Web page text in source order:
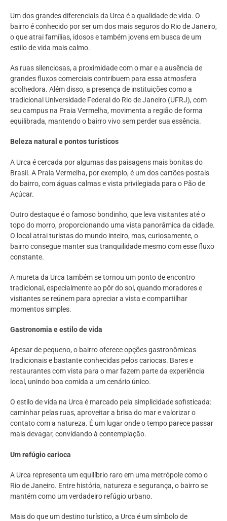
Um dos grandes diferenciais da Urca é a qualidade de vida. O
bairro é conhecido por ser um dos mais seguros do Rio de Janeiro,
o que atrai famílias, idosos e também jovens em busca de um
estilo de vida mais calmo.
As ruas silenciosas, a proximidade com o mar e a ausência de
grandes fluxos comerciais contribuem para essa atmosfera
acolhedora. Além disso, a presença de instituições como a
tradicional Universidade Federal do Rio de Janeiro (UFRJ), com
seu campus na Praia Vermelha, movimenta a região de forma
equilibrada, mantendo o bairro vivo sem perder sua essência.
Beleza natural e pontos turísticos
A Urca é cercada por algumas das paisagens mais bonitas do
Brasil. A Praia Vermelha, por exemplo, é um dos cartões-postais
do bairro, com águas calmas e vista privilegiada para o Pão de
Açúcar.
Outro destaque é o famoso bondinho, que leva visitantes até o
topo do morro, proporcionando uma vista panorâmica da cidade.
O local atrai turistas do mundo inteiro, mas, curiosamente, o
bairro consegue manter sua tranquilidade mesmo com esse fluxo
constante.
A mureta da Urca também se tornou um ponto de encontro
tradicional, especialmente ao pôr do sol, quando moradores e
visitantes se reúnem para apreciar a vista e compartilhar
momentos simples.
Gastronomia e estilo de vida
Apesar de pequeno, o bairro oferece opções gastronômicas
tradicionais e bastante conhecidas pelos cariocas. Bares e
restaurantes com vista para o mar fazem parte da experiência
local, unindo boa comida a um cenário único.
O estilo de vida na Urca é marcado pela simplicidade sofisticada:
caminhar pelas ruas, aproveitar a brisa do mar e valorizar o
contato com a natureza. É um lugar onde o tempo parece passar
mais devagar, convidando à contemplação.
Um refúgio carioca
A Urca representa um equilíbrio raro em uma metrópole como o
Rio de Janeiro. Entre história, natureza e segurança, o bairro se
mantém como um verdadeiro refúgio urbano.
Mais do que um destino turístico, a Urca é um símbolo de